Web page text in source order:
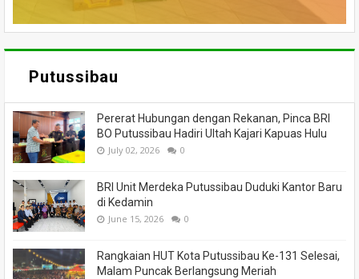
Putussibau
Pererat Hubungan dengan Rekanan, Pinca BRI
BO Putussibau Hadiri Ultah Kajari Kapuas Hulu
July 02, 2026 0
BRI Unit Merdeka Putussibau Duduki Kantor Baru
di Kedamin
June 15, 2026 0
Rangkaian HUT Kota Putussibau Ke-131 Selesai,
Malam Puncak Berlangsung Meriah